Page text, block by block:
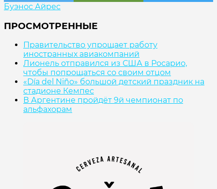
Буэнос Айрес
ПРОСМОТРЕННЫЕ
Правительство упрощает работу
иностранных авиакомпаний
Лионель отправился из США в Росарио,
чтобы попрощаться со своим отцом
«Día del Niño» большой детский праздник на
стадионе Кемпес
В Аргентине пройдёт 9й чемпионат по
альфахорам